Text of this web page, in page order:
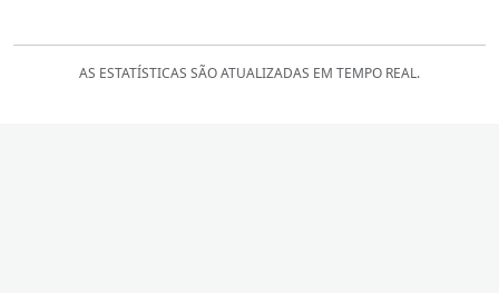
AS ESTATÍSTICAS SÃO ATUALIZADAS EM TEMPO REAL.